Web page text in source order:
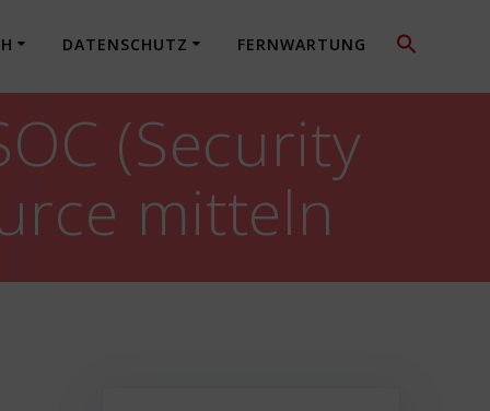
DATENSCHUTZ FERNWARTUNG
(Security
mitteln